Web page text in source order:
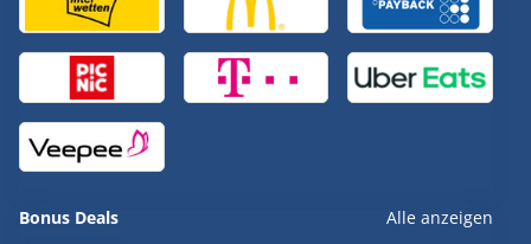
Bonus Deals Alle anzeigen